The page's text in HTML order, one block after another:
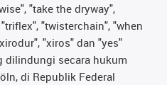
"take the dryway",
"twisterchain", "when
"xiros" dan "yes"
dilindungi secara hukum
di Republik Federal